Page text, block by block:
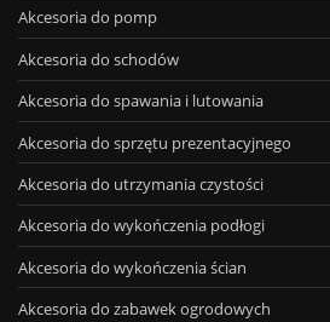
Akcesoria do pomp
Akcesoria do schodów
Akcesoria do spawania i lutowania
Akcesoria do sprzętu prezentacyjnego
Akcesoria do utrzymania czystości
Akcesoria do wykończenia podłogi
Akcesoria do wykończenia ścian
Akcesoria do zabawek ogrodowych